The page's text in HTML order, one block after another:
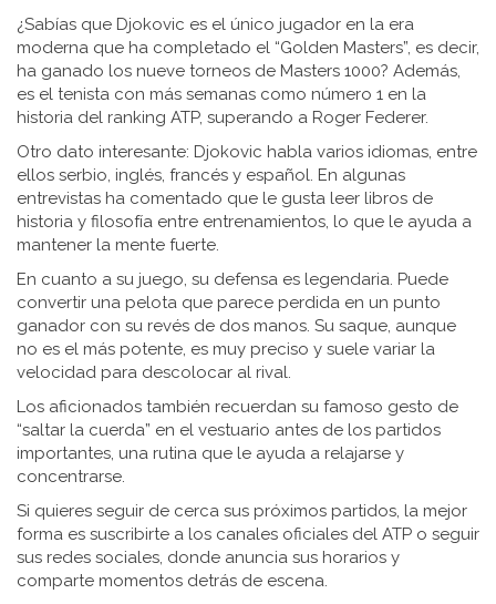
¿Sabías que Djokovic es el único jugador en la era
moderna que ha completado el “Golden Masters”, es decir,
ha ganado los nueve torneos de Masters 1000? Además,
es el tenista con más semanas como número 1 en la
historia del ranking ATP, superando a Roger Federer.
Otro dato interesante: Djokovic habla varios idiomas, entre
ellos serbio, inglés, francés y español. En algunas
entrevistas ha comentado que le gusta leer libros de
historia y filosofía entre entrenamientos, lo que le ayuda a
mantener la mente fuerte.
En cuanto a su juego, su defensa es legendaria. Puede
convertir una pelota que parece perdida en un punto
ganador con su revés de dos manos. Su saque, aunque
no es el más potente, es muy preciso y suele variar la
velocidad para descolocar al rival.
Los aficionados también recuerdan su famoso gesto de
“saltar la cuerda” en el vestuario antes de los partidos
importantes, una rutina que le ayuda a relajarse y
concentrarse.
Si quieres seguir de cerca sus próximos partidos, la mejor
forma es suscribirte a los canales oficiales del ATP o seguir
sus redes sociales, donde anuncia sus horarios y
comparte momentos detrás de escena.